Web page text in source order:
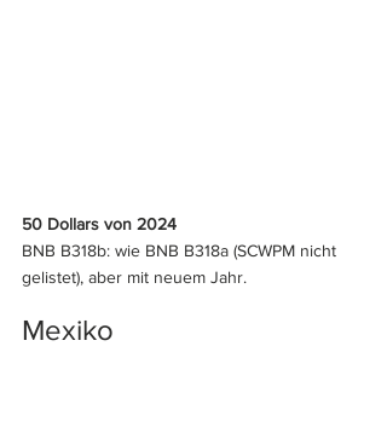
50 Dollars von 2024
BNB B318b: wie BNB B318a (SCWPM nicht
gelistet), aber mit neuem Jahr.
Mexiko